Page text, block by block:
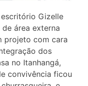
Gizelle
área externa
projeto com cara
dos
no Itanhangá,
convivência ficou